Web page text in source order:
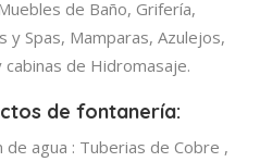
de Baño, Grifería,
y Spas, Mamparas, Azulejos,
cabinas de Hidromasaje.
de fontanería:
agua : Tuberias de Cobre ,